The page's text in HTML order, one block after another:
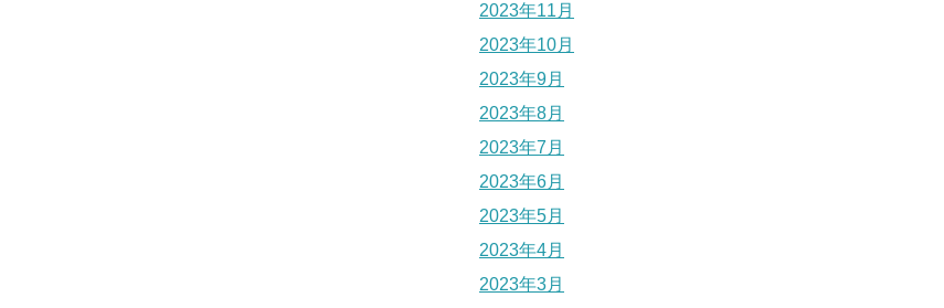
2023年11月
2023年10月
2023年9月
2023年8月
2023年7月
2023年6月
2023年5月
2023年4月
2023年3月